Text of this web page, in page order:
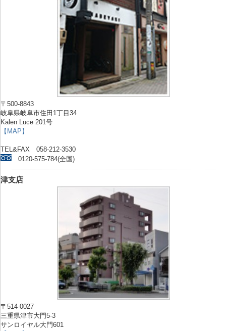
〒500-8843
岐阜県岐阜市住田1丁目34
Kalen Luce 201号
【MAP】
TEL&FAX 058-212-3530
0120-575-784(全国)
津支店
〒514-0027
三重県津市大門5-3
サンロイヤル大門601